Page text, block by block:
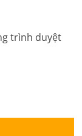
trình duyệt